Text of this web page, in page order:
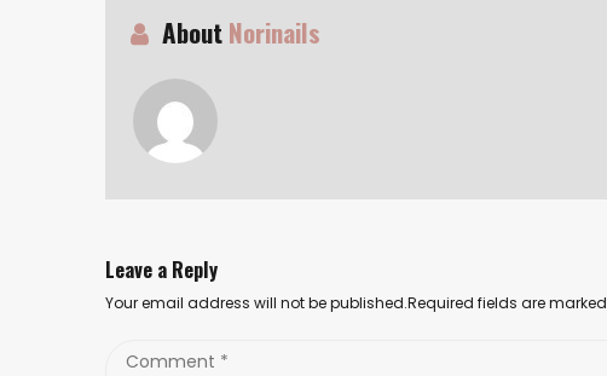
AboutNorinails
Leave a Reply
Your email address will not be published.Required fields are marked
Comment